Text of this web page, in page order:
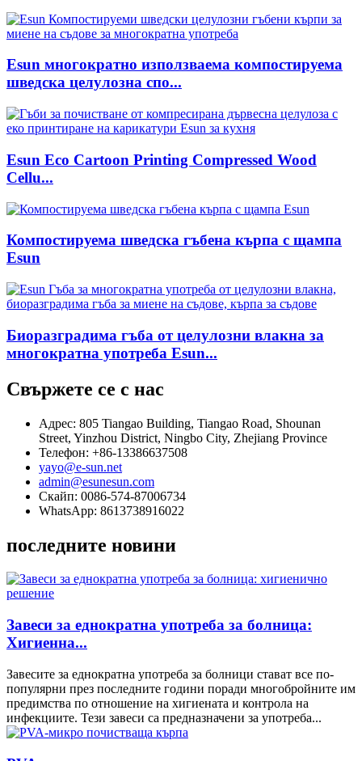
Esun многократно използваема компостируема
шведска целулозна спо...
Esun Eco Cartoon Printing Compressed Wood
Cellu...
Компостируема шведска гъбена кърпа с щампа
Esun
Биоразградима гъба от целулозни влакна за
многократна употреба Esun...
Свържете се с нас
Адрес: 805 Tiangao Building, Tiangao Road, Shounan
Street, Yinzhou District, Ningbo City, Zhejiang Province
Телефон: +86-13386637508
yayo@e-sun.net
admin@esunesun.com
Скайп: 0086-574-87006734
WhatsApp: 8613738916022
последните новини
Завеси за еднократна употреба за болница:
Хигиенна...
Завесите за еднократна употреба за болници стават все по-
популярни през последните години поради многобройните им
предимства по отношение на хигиената и контрола на
инфекциите. Тези завеси са предназначени за употреба...